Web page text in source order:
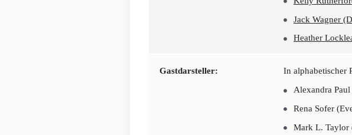
Jack Wagner
Heather
Gastdarsteller:
In alphabetischer
Alexandra
Rena Sofer
Mark L. Taylor